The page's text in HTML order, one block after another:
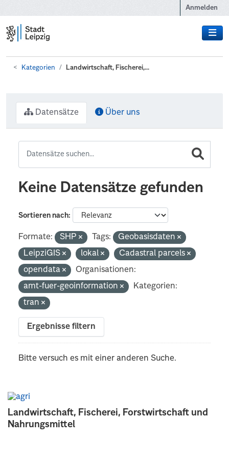
Anmelden
Kategorien Landwirtschaft, Fischerei,...
Landwirtschaft, Fischerei, Forstwirtschaft und
Nahrungsmittel
Datensätze Über uns
Keine Datensätze gefunden
Sortieren nach
Formate: SHP Tags:
Geobasisdaten
LeipziGIS
lokal
Cadastral parcels
opendata
Organisationen:
amt-fuer-geoinformation
Kategorien:
tran
Ergebnisse filtern
Bitte versuch es mit einer anderen Suche.